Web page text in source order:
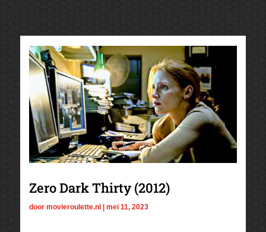
Zero Dark Thirty (2012)
door movieroulette.nl mei 11, 2023